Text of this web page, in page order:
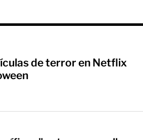
de terror en Netflix